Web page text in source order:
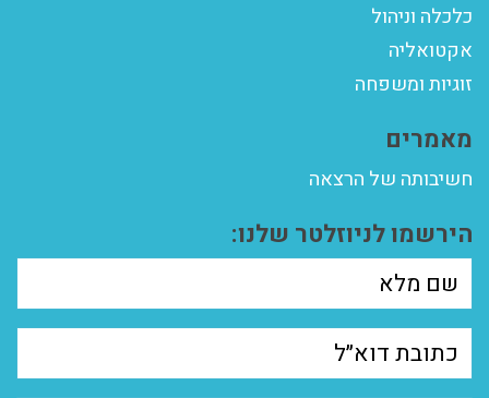
כלכלה וניהול
אקטואליה
זוגיות ומשפחה
מאמרים
חשיבותה של הרצאה
הירשמו לניוזלטר שלנו: